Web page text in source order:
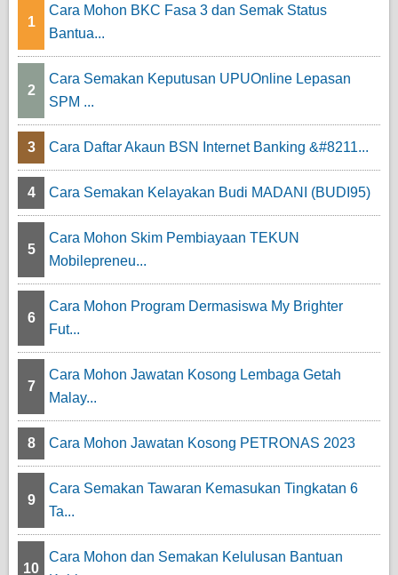
1
Cara Mohon BKC Fasa 3 dan Semak Status
Bantua...
2
Cara Semakan Keputusan UPUOnline Lepasan
SPM ...
3 Cara Daftar Akaun BSN Internet Banking &#8211...
4 Cara Semakan Kelayakan Budi MADANI (BUDI95)
5
Cara Mohon Skim Pembiayaan TEKUN
Mobilepreneu...
6
Cara Mohon Program Dermasiswa My Brighter
Fut...
7
Cara Mohon Jawatan Kosong Lembaga Getah
Malay...
8 Cara Mohon Jawatan Kosong PETRONAS 2023
9
Cara Semakan Tawaran Kemasukan Tingkatan 6
Ta...
10
Cara Mohon dan Semakan Kelulusan Bantuan